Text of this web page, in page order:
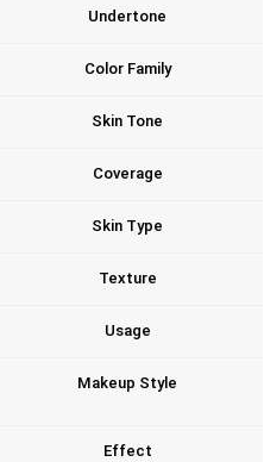
Undertone
Color Family
Skin Tone
Coverage
Skin Type
Texture
Usage
Makeup Style
Effect